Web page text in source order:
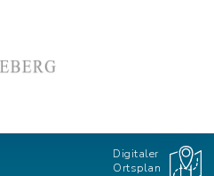
Digitaler
Ortsplan